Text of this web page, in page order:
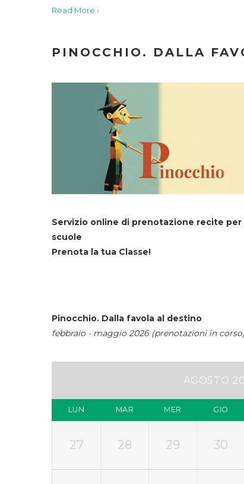
Read More ›
PINOCCHIO. DALLA
Servizio online di prenotazione recite per
scuole
Prenota la tua Classe!
Pinocchio. Dalla favola al destino
febbraio - maggio 2026 (prenotazioni in
AGOSTO
LUN MAR MER GIO
27 28 29 30